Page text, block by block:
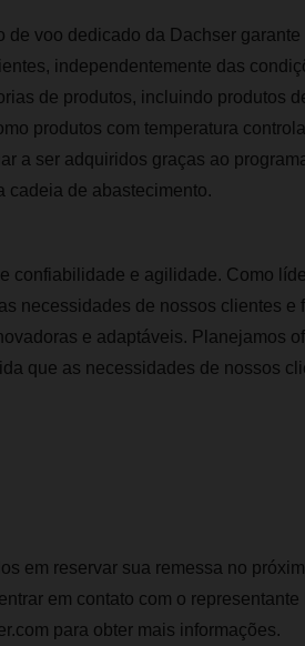
de voo dedicado da Dachser
independentemente das
de produtos, incluindo produtos
produtos com temperatura
a ser adquiridos graças ao
cadeia de abastecimento.
confiabilidade e agilidade. Como
necessidades de nossos clientes e
e adaptáveis. Planejamos
que as necessidades de nossos
​​em reservar sua remessa no
em contato com o
para obter mais informações.